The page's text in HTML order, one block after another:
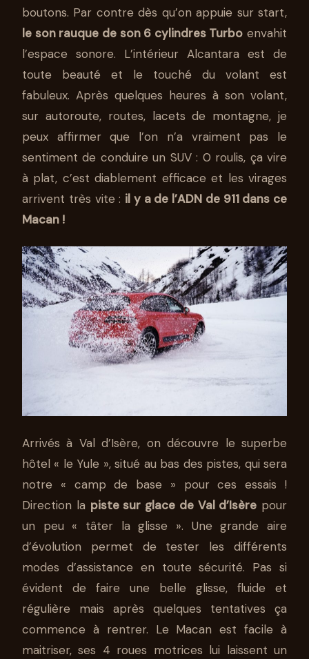
boutons. Par contre dès qu’on appuie sur start,
le son rauque de son 6 cylindres Turbo envahit
l’espace sonore. L’intérieur Alcantara est de
toute beauté et le touché du volant est
fabuleux. Après quelques heures à son volant,
sur autoroute, routes, lacets de montagne, je
peux affirmer que l’on n’a vraiment pas le
sentiment de conduire un SUV : 0 roulis, ça vire
à plat, c’est diablement efficace et les virages
arrivent très vite : il y a de l’ADN de 911 dans ce
Macan !
Arrivés à Val d’Isère, on découvre le superbe
hôtel « le Yule », situé au bas des pistes, qui sera
notre « camp de base » pour ces essais !
Direction la piste sur glace de Val d’Isère pour
un peu « tâter la glisse ». Une grande aire
d’évolution permet de tester les différents
modes d’assistance en toute sécurité. Pas si
évident de faire une belle glisse, fluide et
régulière mais après quelques tentatives ça
commence à rentrer. Le Macan est facile à
maitriser, ses 4 roues motrices lui laissent un